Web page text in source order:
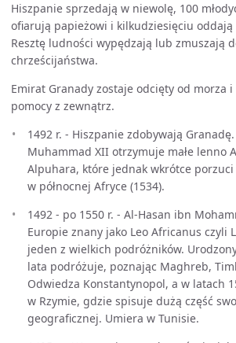
Hiszpanie sprzedają w niewolę, 100
ofiarują papieżowi i kilkudziesięciu oddają
Resztę ludności wypędzają lub zmuszają
chrześcijaństwa.
Emirat Granady zostaje odcięty od morza
pomocy z zewnątrz.
1492 r. - Hiszpanie zdobywają
Muhammad XII otrzymuje małe lenno
Alpuhara, które jednak wkrótce
w północnej Afryce (1534).
1492 - po 1550 r. - Al-Hasan ibn
Europie znany jako Leo Africanus czyli
jeden z wielkich podróżników.
lata podróżuje, poznając Maghreb,
Odwiedza Konstantynopol, a w latach
w Rzymie, gdzie spisuje dużą część
geograficznej. Umiera w Tunisie.